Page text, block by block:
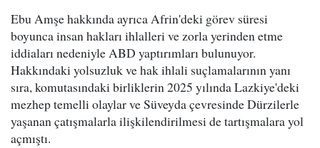
Ebu Amşe hakkında ayrıca Afrin'deki görev süresi
boyunca insan hakları ihlalleri ve zorla yerinden etme
iddiaları nedeniyle ABD yaptırımları bulunuyor.
Hakkındaki yolsuzluk ve hak ihlali suçlamalarının yanı
sıra, komutasındaki birliklerin 2025 yılında Lazkiye'deki
mezhep temelli olaylar ve Süveyda çevresinde Dürzilerle
yaşanan çatışmalarla ilişkilendirilmesi de tartışmalara yol
açmıştı.